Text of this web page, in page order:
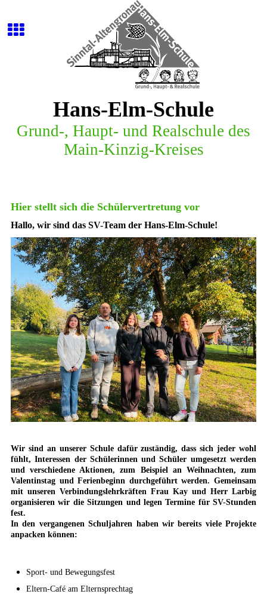
Hans-Elm-Schule
Grund-, Haupt- und Realschule des
Main-Kinzig-Kreises
Hier stellt sich die Schülervertretung vor
Hallo, wir sind das SV-Team der Hans-Elm-Schule!
Wir sind an unserer Schule dafür zuständig, dass sich jeder wohl
fühlt, Interessen der Schülerinnen und Schüler umgesetzt werden
und verschiedene Aktionen, zum Beispiel an Weihnachten, zum
Valentinstag und Ferienbeginn durchgeführt werden. Gemeinsam
mit unseren Verbindungslehrkräften Frau Kay und Herr Larbig
organisieren wir die Sitzungen und legen Termine für SV-Stunden
fest.
In den vergangenen Schuljahren haben wir bereits viele Projekte
anpacken können:
Sport- und Bewegungsfest
Eltern-Café am Elternsprechtag